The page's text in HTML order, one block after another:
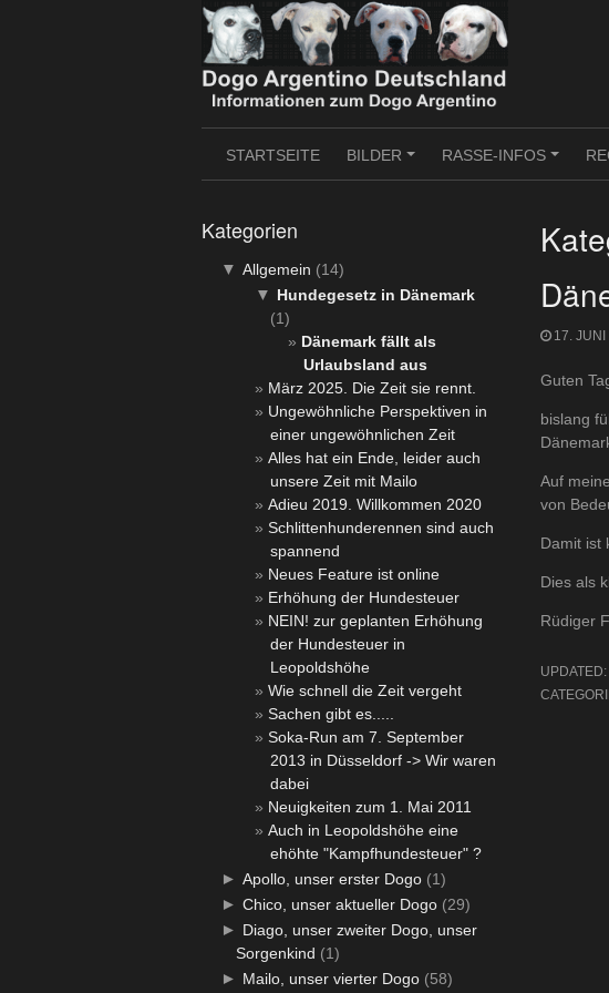
STARTSEITE
+
BILDER
+
RASSE-INFOS
17. JUNI
Guten
bislang
Auf
von
Damit ist
Dies als
Rüdiger
UPDATED:
Kategorien
▼ Allgemein (14)
▼ Hundegesetz in Dänemark
(1)
Dänemark fällt als
Urlaubsland aus
März 2025. Die Zeit sie rennt.
Ungewöhnliche Perspektiven in
einer ungewöhnlichen Zeit
Alles hat ein Ende, leider auch
unsere Zeit mit Mailo
Adieu 2019. Willkommen 2020
Schlittenhunderennen sind auch
spannend
Neues Feature ist online
Erhöhung der Hundesteuer
NEIN! zur geplanten Erhöhung
der Hundesteuer in
Leopoldshöhe
Wie schnell die Zeit vergeht
Sachen gibt es.....
Soka-Run am 7. September
2013 in Düsseldorf -> Wir waren
dabei
Neuigkeiten zum 1. Mai 2011
Auch in Leopoldshöhe eine
ehöhte "Kampfhundesteuer" ?
► Apollo, unser erster Dogo(1)
► Chico, unser aktueller Dogo(29)
► Diago, unser zweiter Dogo, unser
Sorgenkind (1)
► Mailo, unser vierter Dogo(58)